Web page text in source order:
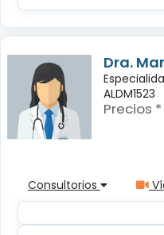
Dra.
ALDM1523
Precios
Consultorios